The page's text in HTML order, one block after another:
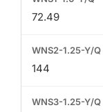
72.49
144